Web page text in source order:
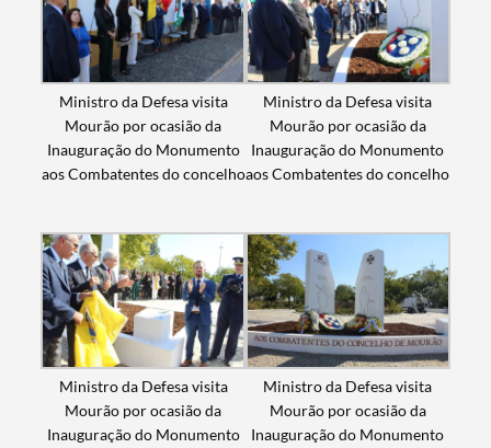
Termo de Pesquisa
Categorias gerais
Filtros
Ministro da Defesa visita
Mourão por ocasião da
Inauguração do Monumento
aos Combatentes do concelho
Ministro da Defesa visita
Mourão por ocasião da
Inauguração do Monumento
aos Combatentes do concelho
Ministro da Defesa visita
Mourão por ocasião da
Inauguração do Monumento
Ministro da Defesa visita
Mourão por ocasião da
Inauguração do Monumento